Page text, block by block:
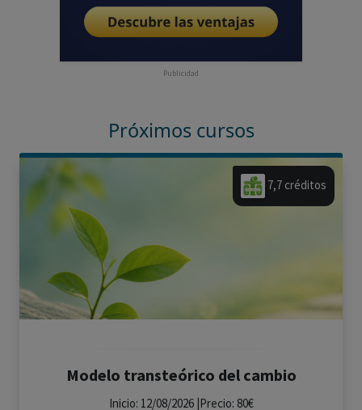
Publicidad
Próximos cursos
7,7 créditos
Modelo transteórico del cambio
Inicio: 12/08/2026 |Precio: 80€